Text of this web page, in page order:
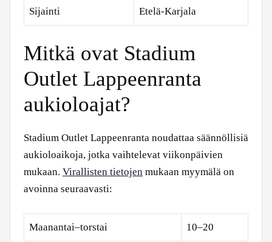
Sijainti Etelä-Karjala
Mitkä ovat Stadium
Outlet Lappeenranta
aukioloajat?
Stadium Outlet Lappeenranta noudattaa säännöllisiä
aukioloaikoja, jotka vaihtelevat viikonpäivien
mukaan. Virallisten tietojen mukaan myymälä on
avoinna seuraavasti:
Maanantai–torstai 10–20